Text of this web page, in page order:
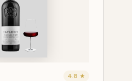
4.8 ★